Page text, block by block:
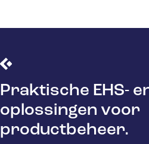
Praktische EHS-
oplossingen voor
productbeheer.